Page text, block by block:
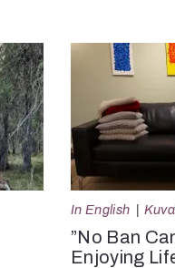
In English
”No Ban
Enjoying